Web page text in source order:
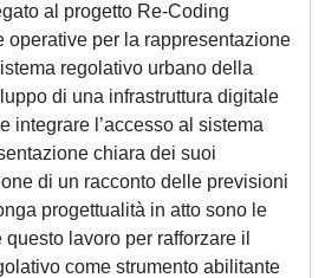
al progetto Re-Coding
operative per la rappresentazione
regolativo urbano della
di una infrastruttura digitale
integrare l’accesso al sistema
chiara dei suoi
di un racconto delle previsioni
progettualità in atto sono le
lavoro per rafforzare il
come strumento abilitante